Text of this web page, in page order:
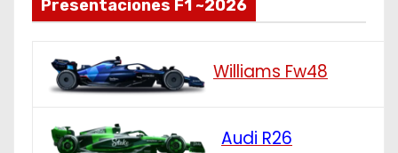
Presentaciones F1 ~2026
Williams Fw48
Audi R26